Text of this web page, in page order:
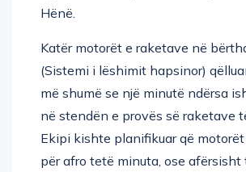
Hënë.
Katër motorët e raketave në
(Sistemi i lëshimit hapsinor)
më shumë se një minutë ndërsa
në stendën e provës së raketave
Ekipi kishte planifikuar që
për afro tetë minuta, ose afërsisht